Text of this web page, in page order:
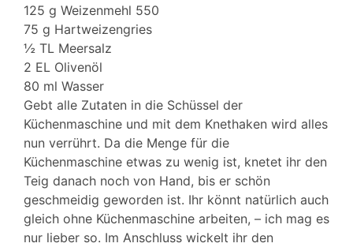
125 g Weizenmehl 550
75 g Hartweizengries
½ TL Meersalz
2 EL Olivenöl
80 ml Wasser
Gebt alle Zutaten in die Schüssel der
Küchenmaschine und mit dem Knethaken wird alles
nun verrührt. Da die Menge für die
Küchenmaschine etwas zu wenig ist, knetet ihr den
Teig danach noch von Hand, bis er schön
geschmeidig geworden ist. Ihr könnt natürlich auch
gleich ohne Küchenmaschine arbeiten, – ich mag es
nur lieber so. Im Anschluss wickelt ihr den